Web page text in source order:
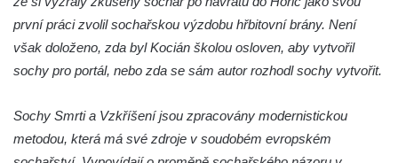
Socha svatého Vincence Ferrerského na
nádvoří kláštera dominikánů v Českých
Budějovicích
kláštera dominikánů v Českých
Budějovicích
Socha svatého Josefa na nádvoří kláštera
první práci zvolil sochařskou výzdobu hřbitovní brány. Není
však doloženo, zda byl Kocián školou osloven, aby vytvořil
sochy pro portál, nebo zda se sám autor rozhodl sochy vytvořit.
Sochy Smrti a Vzkříšení jsou zpracovány modernistickou
metodou, která má své zdroje v soudobém evropském